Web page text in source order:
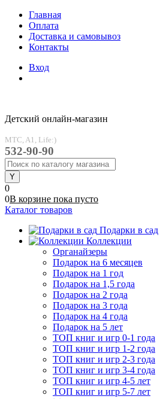
Главная
Оплата
Доставка и самовывоз
Контакты
Вход
Детский онлайн-магазин
MTC, A1, Life:)
532-90-90
0
0В корзине пока пусто
Каталог товаров
Подарки в сад
Коллекции
Органайзеры
Подарок на 6 месяцев
Подарок на 1 год
Подарок на 1,5 года
Подарок на 2 года
Подарок на 3 года
Подарок на 4 года
Подарок на 5 лет
ТОП книг и игр 0-1 года
ТОП книг и игр 1-2 года
ТОП книг и игр 2-3 года
ТОП книг и игр 3-4 года
ТОП книг и игр 4-5 лет
ТОП книг и игр 5-7 лет